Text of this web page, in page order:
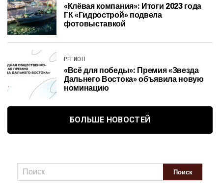
«Клёвая компания»: Итоги 2023 года
ГК «Гидрострой» подвела
фотовыставкой
РЕГИОН
«Всё для победы»: Премия «Звезда
Дальнего Востока» объявила новую
номинацию
БОЛЬШЕ НОВОСТЕЙ